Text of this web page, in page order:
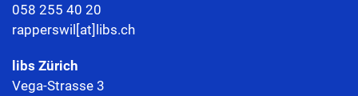
058 255 40 20
rapperswil[at]libs.ch
libs Zürich
Vega-Strasse 3